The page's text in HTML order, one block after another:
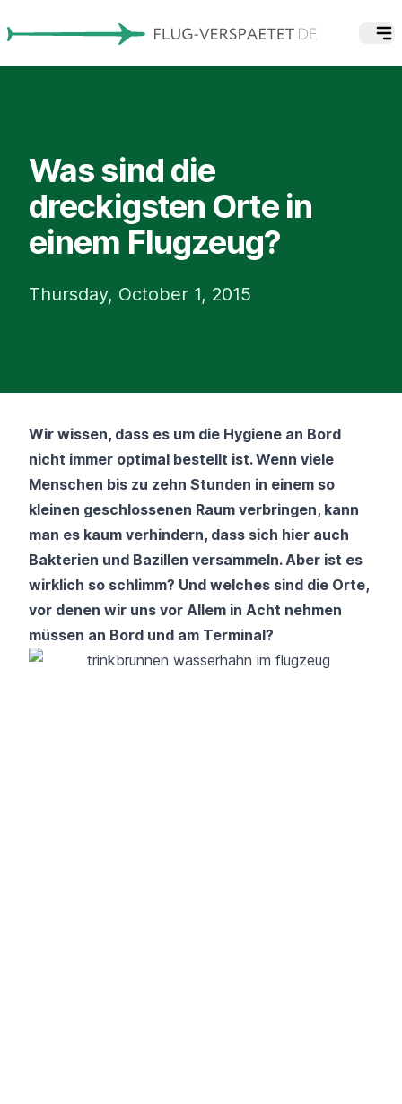
Was sind die
dreckigsten Orte in
einem Flugzeug?
Thursday, October 1, 2015
Wir wissen, dass es um die Hygiene an Bord
nicht immer optimal bestellt ist. Wenn viele
Menschen bis zu zehn Stunden in einem so
kleinen geschlossenen Raum verbringen, kann
man es kaum verhindern, dass sich hier auch
Bakterien und Bazillen versammeln. Aber ist es
wirklich so schlimm? Und welches sind die Orte,
vor denen wir uns vor Allem in Acht nehmen
müssen an Bord und am Terminal?